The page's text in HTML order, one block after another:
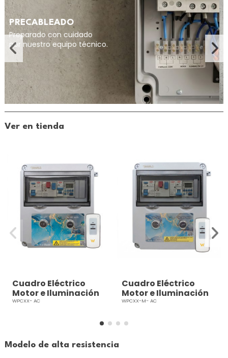
Diseño pensado
espacios
Ver en tienda
Cuadro Eléctrico
Motor e Iluminación
12V AC
WPCXX- AC
Cuadro Eléctrico
Motor e Iluminación
12V AC PRO
WPCXX-M- AC
Modelo de alta resistencia